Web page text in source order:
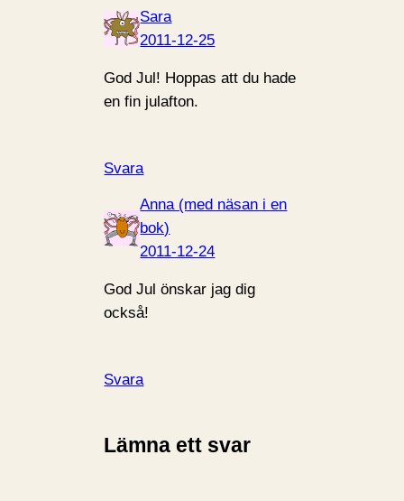
Sara
2011-12-25
God Jul! Hoppas att du hade
en fin julafton.
Svara
Anna (med näsan i en
bok)
2011-12-24
God Jul önskar jag dig
också!
Svara
Lämna ett svar